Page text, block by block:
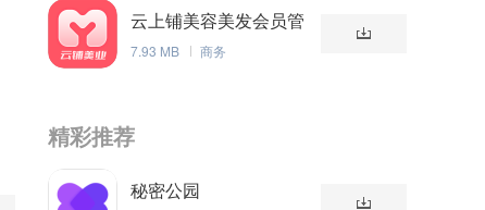
云上铺美容美发会员管
理系统
7.93 MB 商务
精彩推荐
秘密公园